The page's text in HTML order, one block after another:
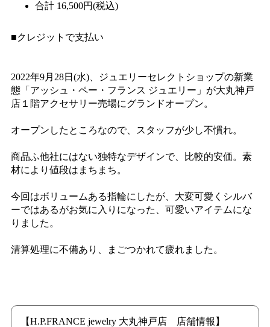
合計 16,500円(税込)
■クレジットで支払い
2022年9月28日(水)、ジュエリーセレクトショップの新業
態「アッシュ・ペー・フランス ジュエリー」が大丸神戸
店１階アクセサリー売場にグランドオープン。
オープンしたところなので、スタッフが少し不慣れ。
商品ふ他社にはない独特なデザインで、比較的安価。素
材により値段はまちまち。
今回はボリュームある指輪にしたが、大変可愛くシルバ
ーではあるがお気に入りになった、可愛いアイテムにな
りました。
清算処理に不備あり、まごつかれて疲れました。
【H.P.FRANCE jewelry 大丸神戸店 店舗情報】